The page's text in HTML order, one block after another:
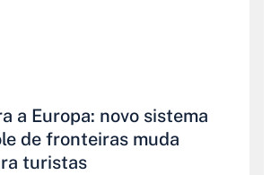
a Europa: novo sistema
de fronteiras muda
turistas